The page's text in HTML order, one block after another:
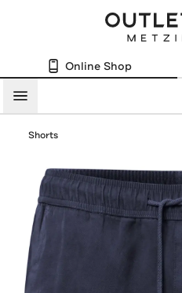
Online Shop
Menü
Shorts